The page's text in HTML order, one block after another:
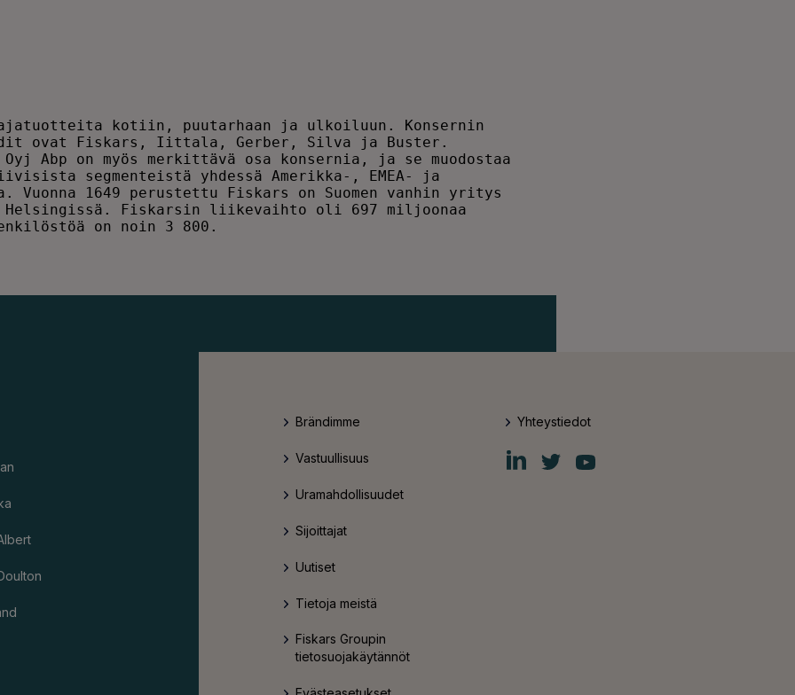
OYJ ABP
kotiin, puutarhaan ja ulkoiluun. Konsernin
ovat Fiskars, Iittala, Gerber, Silva ja Buster.
Abp on myös merkittävä osa konsernia, ja se muodostaa
segmenteistä yhdessä Amerikka-, EMEA- ja
Vuonna 1649 perustettu Fiskars on Suomen vanhin yritys
Helsingissä. Fiskarsin liikevaihto oli 697 miljoonaa
2008 ja henkilöstöä on noin 3 800.
Brändimme
Vastuullisuus
Uramahdollisuudet
Sijoittajat
Uutiset
Tietoja meistä
Fiskars Groupin
tietosuojakäytännöt
Yhteystiedot
Fiskars
Group
Fiskars
Group
Fiskars
Group